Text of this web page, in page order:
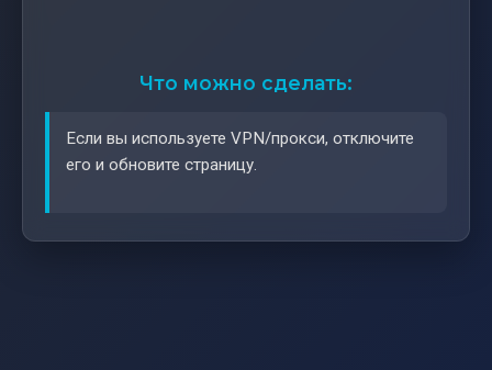
Что можно сделать:
Если вы используете VPN/прокси, отключите
его и обновите страницу.